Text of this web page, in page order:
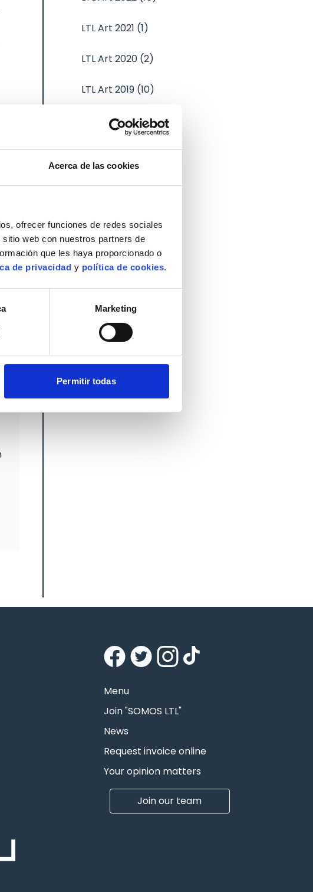
Acerca de las cookies
ofrecer funciones de redes sociales
web con nuestros partners de
que les haya proporcionado o
de privacidad y política de cookies.
Marketing
Permitir todas
LTL Art 2021 (1)
LTL Art 2020 (2)
LTL Art 2019 (10)
LTL Art 2018 (14)
LTL Art 2017 (19)
Menu
Join "SOMOS LTL"
News
Request invoice online
Your opinion matters
Join our team